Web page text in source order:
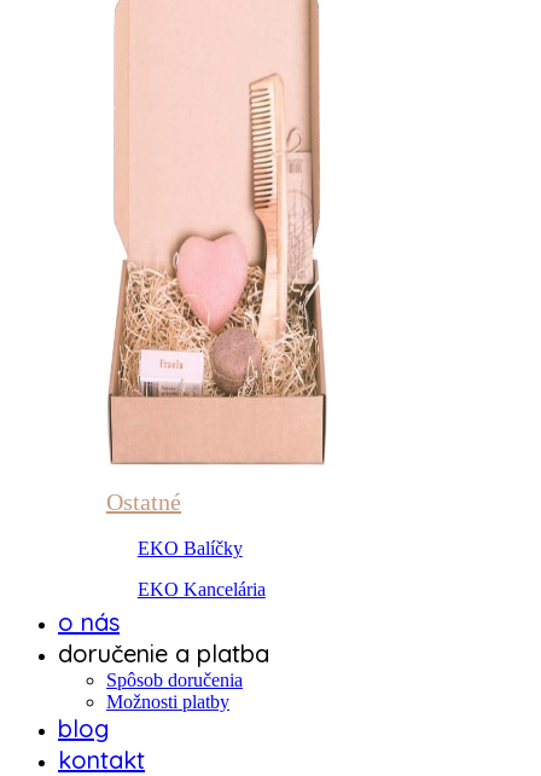
Ostatné
EKO Balíčky
EKO Kancelária
o nás
doručenie a platba
Spôsob doručenia
Možnosti platby
blog
kontakt